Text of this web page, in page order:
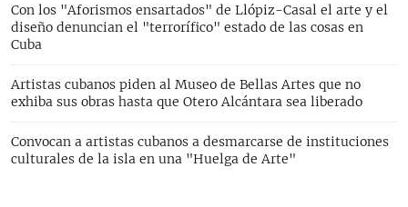
Con los "Aforismos ensartados" de Llópiz-Casal el arte y el
diseño denuncian el "terrorífico" estado de las cosas en
Cuba
Artistas cubanos piden al Museo de Bellas Artes que no
exhiba sus obras hasta que Otero Alcántara sea liberado
Convocan a artistas cubanos a desmarcarse de instituciones
culturales de la isla en una "Huelga de Arte"